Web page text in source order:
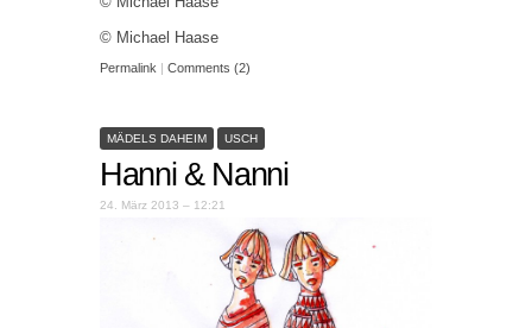
© Michael Haase
Permalink | Comments (2)
MÄDELS DAHEIM USCH
Hanni & Nanni
24. März 2013 – 12:21